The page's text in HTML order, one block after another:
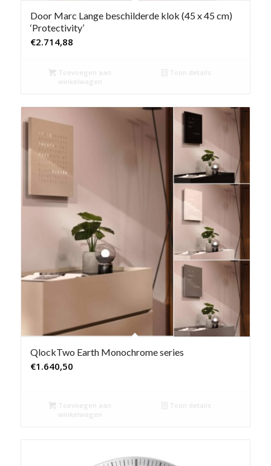
Door Marc Lange beschilderde klok (45 x 45 cm)
‘Protectivity’
€2.714,88
Toevoegen aan
winkelwagen
Toon details
QlockTwo Earth Monochrome series
€1.640,50
Toevoegen aan
winkelwagen
Toon details